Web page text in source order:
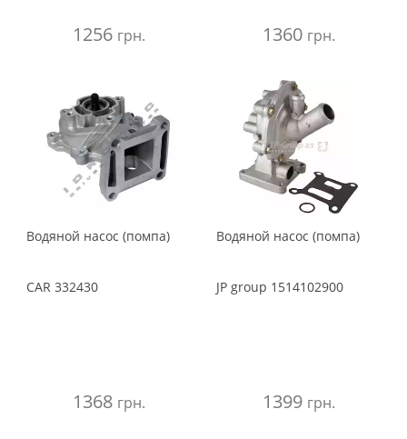
1256 грн. 1360 грн.
Водяной насос (помпа)
CAR 332430
1368 грн.
Водяной насос (помпа)
JP group 1514102900
1399 грн.